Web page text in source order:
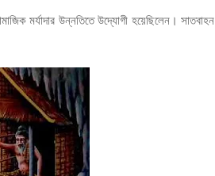
মর্যাদার উন্নতিতে উদ্যোগী হয়েছিলেন। সাতবাহন